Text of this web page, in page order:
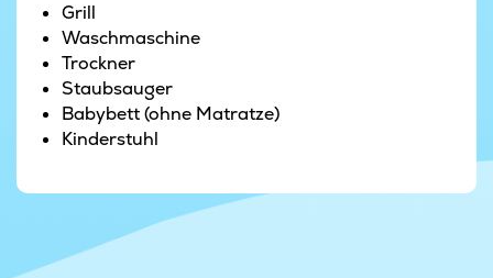
hinaus ein Spielparadies für die jüngsten
Urlaubsgäste. Spielturm, Trampolin und
Schaukel sorgen für viele Stunden Spielspaß.
Während die Kleinen spielen, können die Großen,
wenn das dänische Wetter es zulässt, köstliche
Mahlzeiten auf dem Grill des Hauses zubereiten
mit bequemen Gartenmöbeln entspannen.
In der Umgebung liegt auch ein Multisportfeld
mit Piratenschiff und Spielplatz für Kinder jeden
Grill
Waschmaschine
Trockner
Staubsauger
Babybett (ohne Matratze)
Kinderstuhl